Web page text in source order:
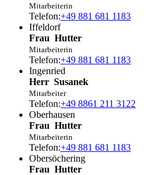
Mitarbeiterin
Telefon:+49 881 681 1183
Iffeldorf
Frau Hutter
Mitarbeiterin
Telefon:+49 881 681 1183
Ingenried
Herr Susanek
Mitarbeiter
Telefon:+49 8861 211 3122
Oberhausen
Frau Hutter
Mitarbeiterin
Telefon:+49 881 681 1183
Obersöchering
Frau Hutter